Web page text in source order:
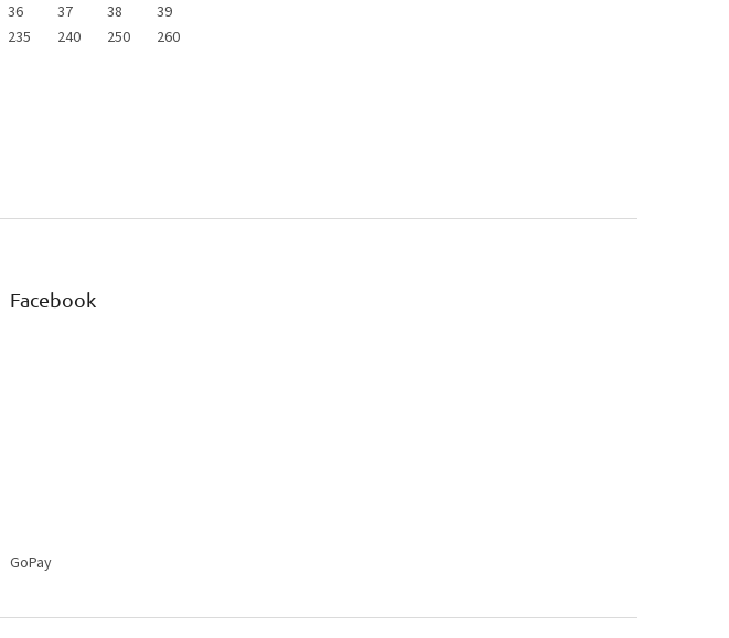
36 37 38
39
235 240 250 260
Facebook
GoPay